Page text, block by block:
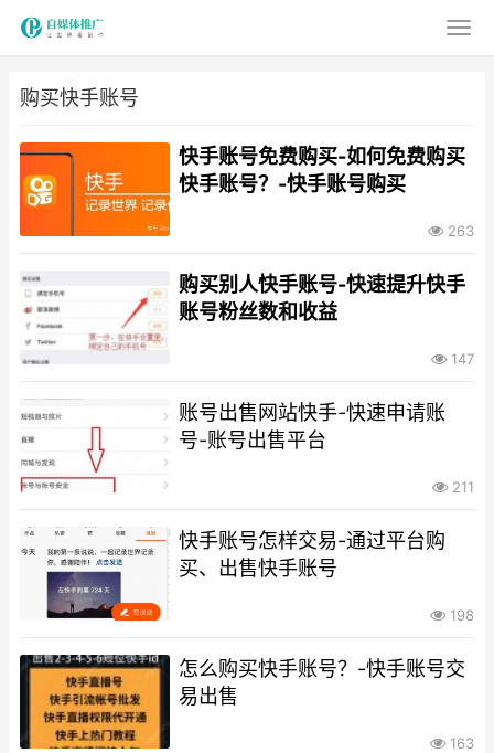
购买快手账号
快手账号免费购买-如何免费购买
快手账号？-快手账号购买
263
购买别人快手账号-快速提升快手
账号粉丝数和收益
147
账号出售网站快手-快速申请账
号-账号出售平台
211
快手账号怎样交易-通过平台购
买、出售快手账号
198
怎么购买快手账号？-快手账号交
易出售
163